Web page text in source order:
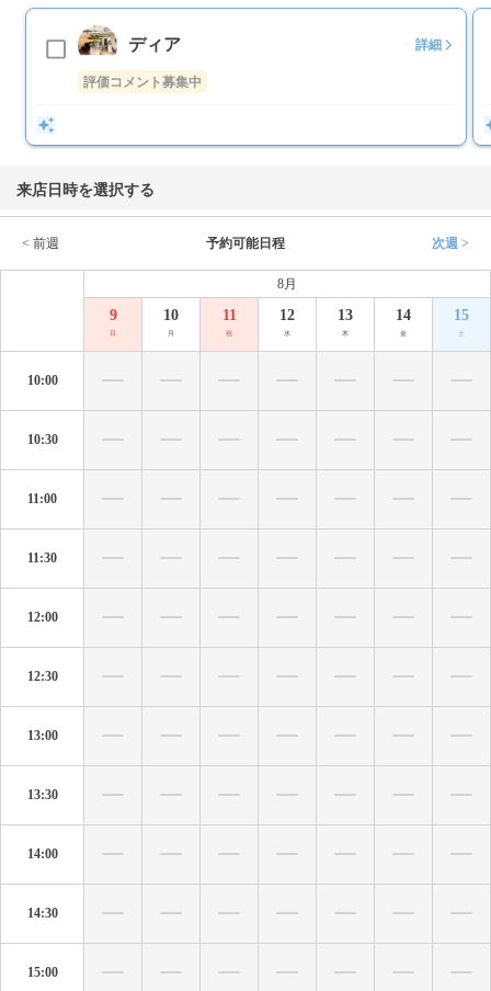
ディア 詳細
評価コメント募集中
来店日時を選択する
< 前週 予約可能日程 次週 >
8月
9
日
10
月
11
祝
12
水
13
木
14
金
15
土
10:00
10:30
11:00
11:30
12:00
12:30
13:00
13:30
14:00
14:30
15:00